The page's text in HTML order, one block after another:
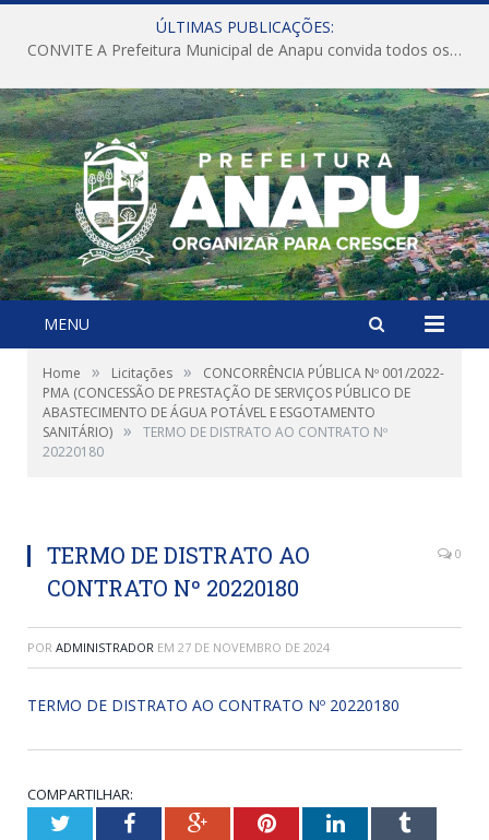
ÚLTIMAS PUBLICAÇÕES:
CONVITE A Prefeitura Municipal de Anapu convida todos os servidores públicos municipais para participarem da Audiência Pública de discussão da Lei de Diretrizes Orçamentárias (LDO), importante instrumento de planejamento das ações e investimentos da Administração Pública para o próximo exercício financeiro.
MENU
Home » Licitações »
CONCORRÊNCIA PÚBLICA Nº 001/2022-
PMA (CONCESSÃO DE PRESTAÇÃO DE SERVIÇOS PÚBLICO DE
ABASTECIMENTO DE ÁGUA POTÁVEL E ESGOTAMENTO
SANITÁRIO) »
TERMO DE DISTRATO AO CONTRATO Nº
20220180
TERMO DE DISTRATO AO
CONTRATO Nº 20220180
0
POR ADMINISTRADOR EM 27 DE NOVEMBRO DE 2024
TERMO DE DISTRATO AO CONTRATO Nº 20220180
COMPARTILHAR:
TwitterFacebookGoogle+PinterestLinkedInTumblr